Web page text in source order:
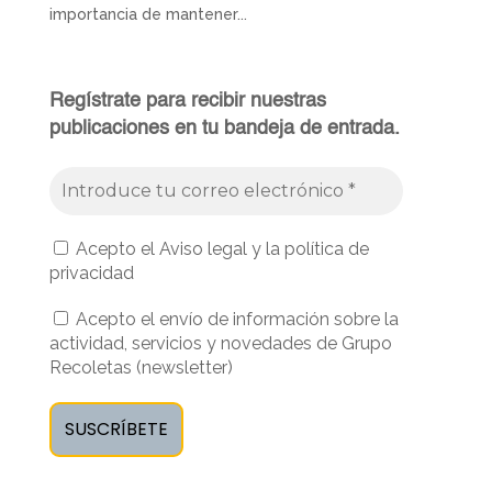
importancia de mantener...
Regístrate para recibir nuestras
publicaciones en tu bandeja de entrada.
Acepto el Aviso legal y la política de
privacidad
Acepto el envío de información sobre la
actividad, servicios y novedades de Grupo
Recoletas (newsletter)